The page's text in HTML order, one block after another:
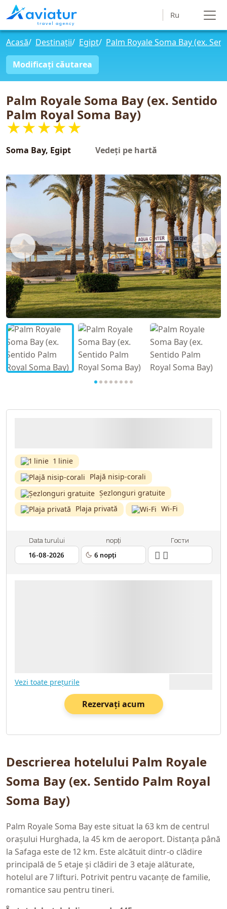
Ru
Acasă/ Destinații/ Egipt/ Palm Royale Soma Bay (ex.
Modificați căutarea
Palm Royale Soma Bay (ex. Sentido
Palm Royal Soma Bay)
★★★★★
Soma Bay, Egipt Vedeți pe hartă
1 linie
Plajă nisip-corali
Șezlonguri gratuite
Plaja privată
Wi-Fi
Data turului nopți Гости
Vezi toate prețurile
Rezervați acum
Descrierea hotelului Palm Royale
Soma Bay (ex. Sentido Palm Royal
Soma Bay)
Palm Royale Soma Bay este situat la 63 km de centrul
orașului Hurghada, la 45 km de aeroport. Distanța până
la Safaga este de 12 km. Este alcătuit dintr-o clădire
principală de 5 etaje și clădiri de 3 etaje alăturate,
hotelul are 7 lifturi. Potrivit pentru vacanțe de familie,
romantice sau pentru tineri.